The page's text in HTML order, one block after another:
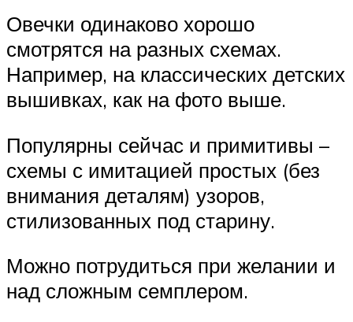
Овечки одинаково хорошо
смотрятся на разных схемах.
Например, на классических детских
вышивках, как на фото выше.
Популярны сейчас и примитивы –
схемы с имитацией простых (без
внимания деталям) узоров,
стилизованных под старину.
Можно потрудиться при желании и
над сложным семплером.